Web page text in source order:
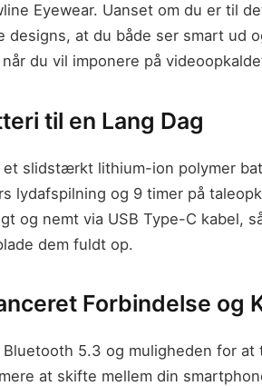
Eyewear. Uanset om du er til
designs, at du både ser smart ud
du vil imponere på
til en Lang Dag
et slidstærkt lithium-ion polymer
lydafspilning og 9 timer på
og nemt via USB Type-C kabel,
dem fuldt op.
Forbindelse og
Bluetooth 5.3 og muligheden for
at skifte mellem din